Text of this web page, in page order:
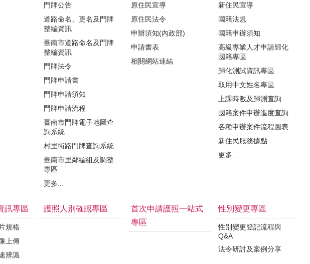
門牌公告
道路命名、更名及門牌
整編資訊
臺南市道路命名及門牌
整編資訊
門牌法令
門牌申請書
門牌申請須知
門牌申請流程
臺南市門牌電子地圖查
詢系統
村里街路門牌查詢系統
臺南市里鄰編組及調整
專區
更多...
原住民宣導
原住民法令
申辦須知(內政部)
申請書表
相關網站連結
新住民宣導
國籍法規
國籍申辦須知
高級專業人才申請歸化
國籍專區
歸化測試資訊專區
取用中文姓名專區
上課時數及歸測查詢
國籍案件申辦進度查詢
各種申辦案件流程圖表
新住民服務據點
更多...
訊專區
規格
上傳
辨識
護照人別確認專區
首次申請護照一站式
專區
性別變更專區
性別變更登記流程與
Q&A
法令研討及案例分享